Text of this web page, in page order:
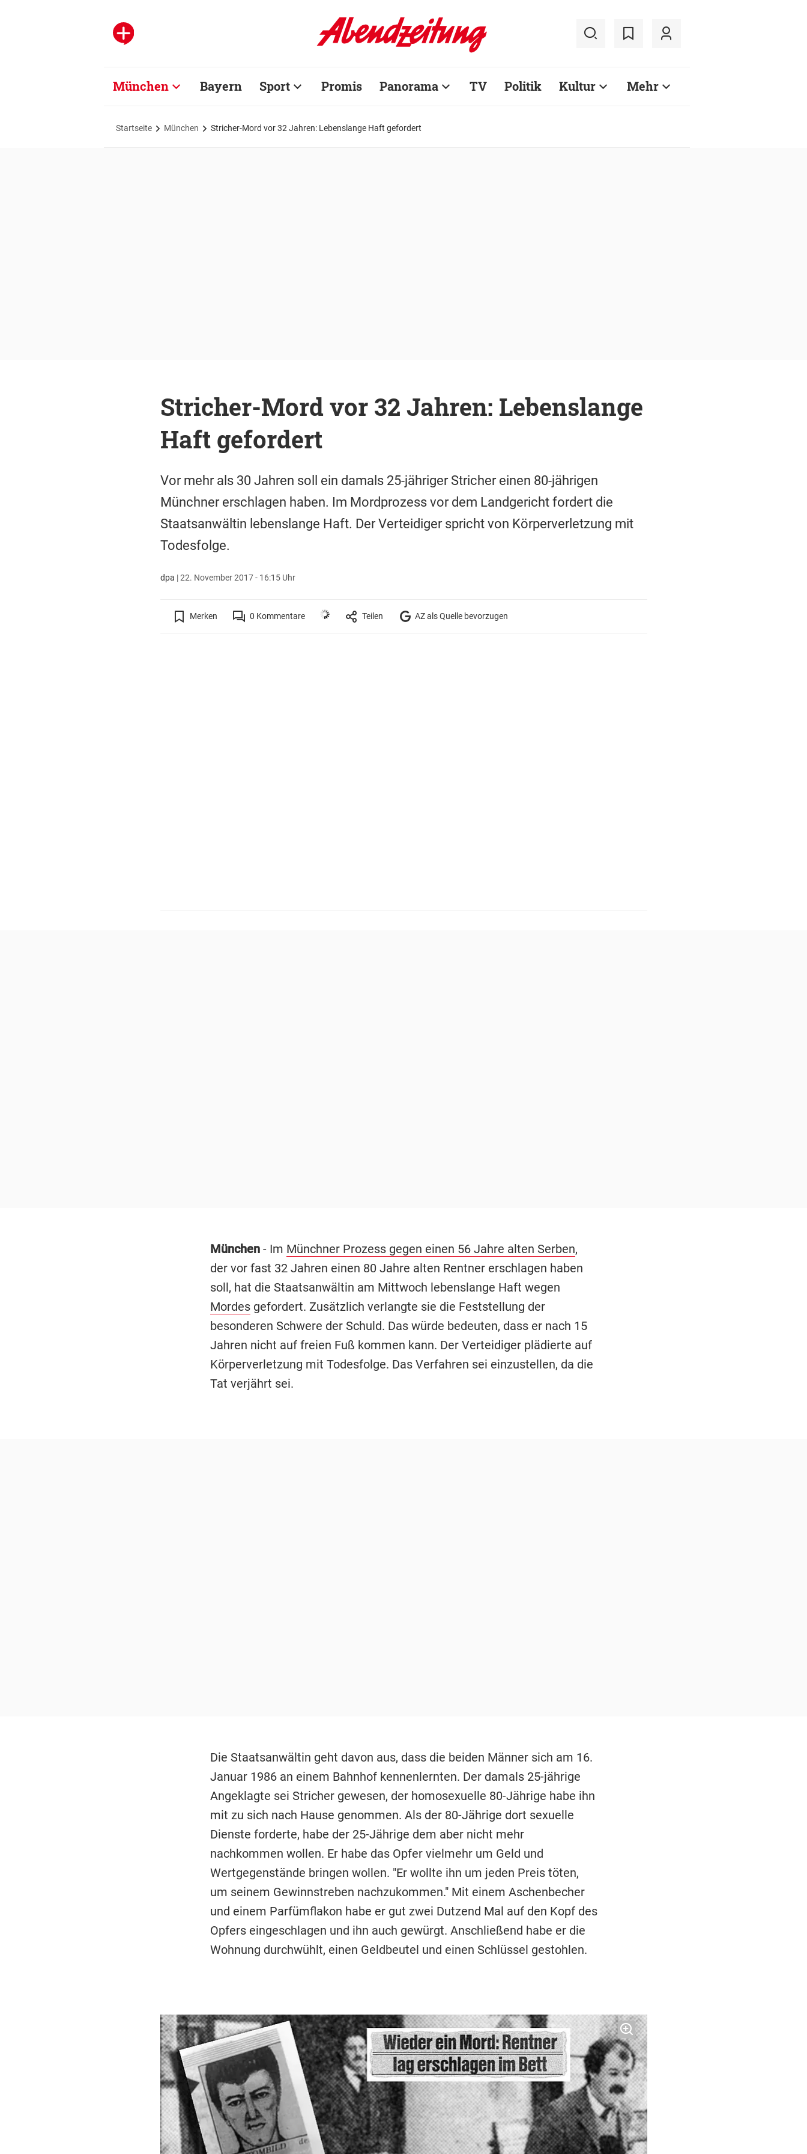
München Bayern Sport Promis Panorama TV Politik Kultur Mehr
Startseite München Stricher-Mord vor 32 Jahren: Lebenslange Haft gefordert
Stricher-Mord vor 32 Jahren: Lebenslange
Haft gefordert
Vor mehr als 30 Jahren soll ein damals 25-jähriger Stricher einen 80-jährigen
Münchner erschlagen haben. Im Mordprozess vor dem Landgericht fordert die
Staatsanwältin lebenslange Haft. Der Verteidiger spricht von Körperverletzung mit
Todesfolge.
dpa |22. November 2017 - 16:15 Uhr
Merken 0 Kommentare Teilen AZ als Quelle bevorzugen
München- Im Münchner Prozess gegen einen 56 Jahre alten Serben,
der vor fast 32 Jahren einen 80 Jahre alten Rentner erschlagen haben
soll, hat die Staatsanwältin am Mittwoch lebenslange Haft wegen
Mordesgefordert. Zusätzlich verlangte sie die Feststellung der
besonderen Schwere der Schuld. Das würde bedeuten, dass er nach 15
Jahren nicht auf freien Fuß kommen kann. Der Verteidiger plädierte auf
Körperverletzung mit Todesfolge. Das Verfahren sei einzustellen, da die
Tat verjährt sei.
Die Staatsanwältin geht davon aus, dass die beiden Männer sich am 16.
Januar 1986 an einem Bahnhof kennenlernten. Der damals 25-jährige
Angeklagte sei Stricher gewesen, der homosexuelle 80-Jährige habe ihn
mit zu sich nach Hause genommen. Als der 80-Jährige dort sexuelle
Dienste forderte, habe der 25-Jährige dem aber nicht mehr
nachkommen wollen. Er habe das Opfer vielmehr um Geld und
Wertgegenstände bringen wollen. "Er wollte ihn um jeden Preis töten,
um seinem Gewinnstreben nachzukommen." Mit einem Aschenbecher
und einem Parfümflakon habe er gut zwei Dutzend Mal auf den Kopf des
Opfers eingeschlagen und ihn auch gewürgt. Anschließend habe er die
Wohnung durchwühlt, einen Geldbeutel und einen Schlüssel gestohlen.